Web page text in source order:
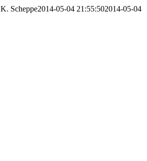
K. Scheppe2014-05-04 21:55:502014-05-04